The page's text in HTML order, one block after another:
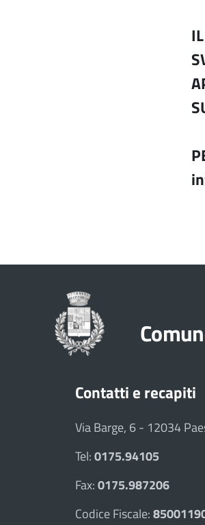
Contatti e recapiti
Via Barge, 6 - 12034
Tel:0175.94105
Fax:0175.987206
Codice Fiscale: